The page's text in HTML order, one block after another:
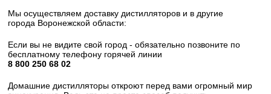
Мы осуществляем доставку дистилляторов и в другие
города Воронежской области:
Если вы не видите свой город - обязательно позвоните по
бесплатному телефону горячей линии
8 800 250 68 02​
Домашние дистилляторы откроют перед вами огромный мир